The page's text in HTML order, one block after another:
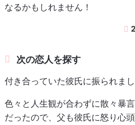
なるかもしれません！
次の恋人を探す
付き合っていた彼氏に振られまし
色々と人生観が合わずに散々暴
だったので、父も彼氏に怒り心